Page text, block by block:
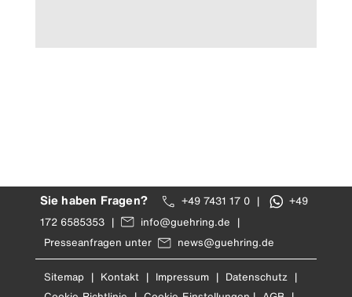
Sie haben Fragen? +49 7431 17 0 |
+49
172 6585353 | info@guehring.de |
Presseanfragen unter
news@guehring.de
Sitemap | Kontakt | Impressum | Datenschutz |